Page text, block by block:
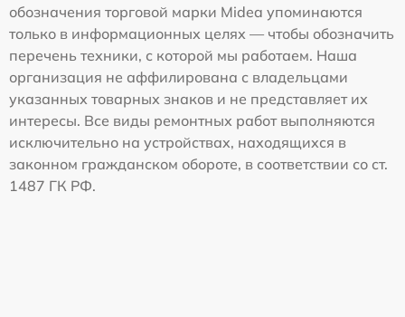
обозначения торговой марки Midea упоминаются
только в информационных целях — чтобы обозначить
перечень техники, с которой мы работаем. Наша
организация не аффилирована с владельцами
указанных товарных знаков и не представляет их
интересы. Все виды ремонтных работ выполняются
исключительно на устройствах, находящихся в
законном гражданском обороте, в соответствии со ст.
1487 ГК РФ.